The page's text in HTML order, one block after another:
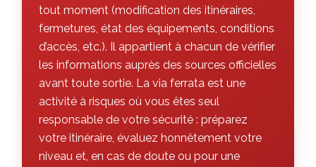
La
via
ferrata
est
bien
entretenue.
Très
beau
parcours,
tout moment (modification des itinéraires,
fermetures, état des équipements, conditions
d’accès, etc.). Il appartient à chacun de vérifier
les informations auprès des sources officielles
avant toute sortie. La via ferrata est une
activité à risques où vous êtes seul
responsable de votre sécurité : préparez
votre itinéraire, évaluez honnêtement votre
niveau et, en cas de doute ou pour une